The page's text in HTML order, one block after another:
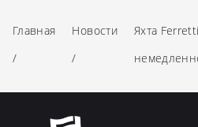
Главная
/
Новости
/
Яхта